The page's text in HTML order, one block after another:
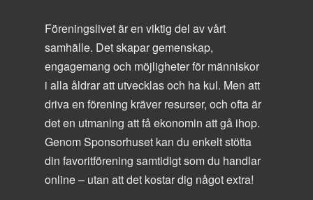
Föreningslivet är en viktig del av vårt
samhälle. Det skapar gemenskap,
engagemang och möjligheter för människor
i alla åldrar att utvecklas och ha kul. Men att
driva en förening kräver resurser, och ofta är
det en utmaning att få ekonomin att gå ihop.
Genom Sponsorhuset kan du enkelt stötta
din favoritförening samtidigt som du handlar
online – utan att det kostar dig något extra!